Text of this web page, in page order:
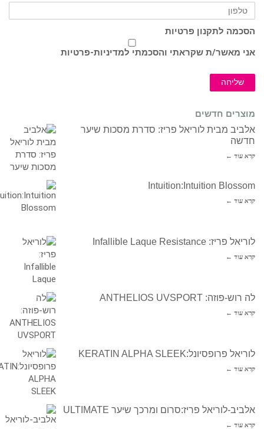
הסכמה לתקנון פרטיות
אני מאשר/ת שקראתי והסכמתי למדיניות-פרטיות
שליחה
מוצרים חדשים
אלביב מבית לוריאל פריז: סדרת מסכות שיער
חדשה
קרא עוד ←
Intuition:Intuition Blossom
קרא עוד ←
לוריאל פריז: Infallible Laque Resistance
קרא עוד ←
לה רוש-פוזה: ANTHELIOS UVSPORT
קרא עוד ←
לוריאל פרופסיונל:KERATIN ALPHA SLEEK
קרא עוד ←
אלביב-לוריאל פריז:סרום ומרכך שיער ULTIMATE
קרא עוד ←